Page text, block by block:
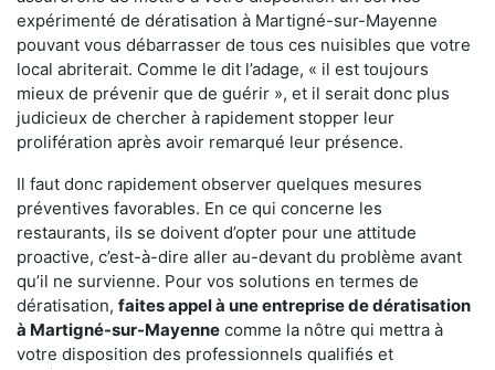
expérimenté de dératisation à Martigné-sur-Mayenne
pouvant vous débarrasser de tous ces nuisibles que votre
local abriterait. Comme le dit l’adage, « il est toujours
mieux de prévenir que de guérir », et il serait donc plus
judicieux de chercher à rapidement stopper leur
prolifération après avoir remarqué leur présence.
Il faut donc rapidement observer quelques mesures
préventives favorables. En ce qui concerne les
restaurants, ils se doivent d’opter pour une attitude
proactive, c’est-à-dire aller au-devant du problème avant
qu’il ne survienne. Pour vos solutions en termes de
dératisation, faites appel à une entreprise de dératisation
à Martigné-sur-Mayenne comme la nôtre qui mettra à
votre disposition des professionnels qualifiés et